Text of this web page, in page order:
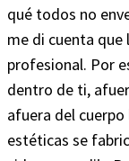
qué todos no
me di cuenta
profesional. Por
dentro de ti,
afuera del
estéticas se